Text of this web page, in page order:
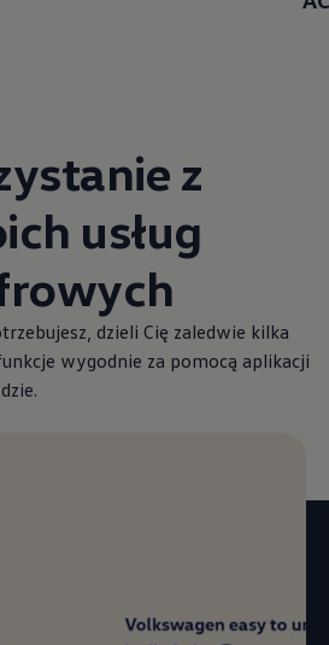
z
usług
dzieli Cię zaledwie kilka
wygodnie za pomocą aplikacji